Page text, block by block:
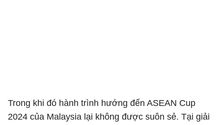
Trong khi đó hành trình hướng đến ASEAN Cup
2024 của Malaysia lại không được suôn sẻ. Tại giải